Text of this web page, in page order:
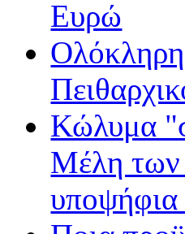
Ευρώ
Ολόκληρη
Κώλυμα
Μέλη των
υποψήφια